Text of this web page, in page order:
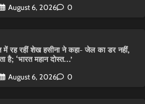
August 6, 2026 0
में रह रहीं शेख हसीना ने कहा- जेल का डर नहीं,
है; ‘भारत महान दोस्त…’
August 6, 2026 0